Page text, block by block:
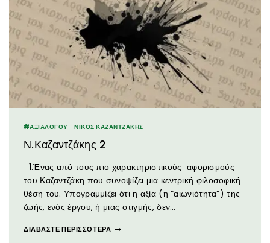
#ΑΞΙΑΛΟΓΟΥ |ΝΊΚΟΣ ΚΑΖΑΝΤΖΆΚΗΣ
Ν.Καζαντζάκης 2
1.Ένας από τους πιο χαρακτηριστικούς αφορισμούς
του Καζαντζάκη που συνοψίζει μια κεντρική φιλοσοφική
θέση του. Υπογραμμίζει ότι η αξία (η “αιωνιότητα”) της
ζωής, ενός έργου, ή μιας στιγμής, δεν…
ΔΙΑΒΆΣΤΕ ΠΕΡΙΣΣΌΤΕΡΑ